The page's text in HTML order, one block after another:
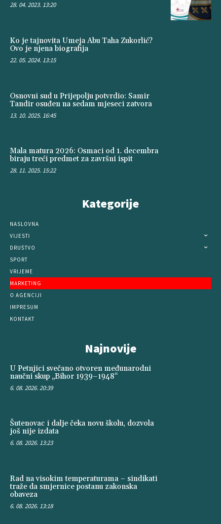
28. 04. 2023. 13:20
Ko je tajnovita Umeja Abu Taha Zukorlić?
Ovo je njena biografija
22. 05. 2024. 13:15
Osnovni sud u Prijepolju potvrdio: Samir
Tandir osuđen na sedam mjeseci zatvora
13. 10. 2025. 16:45
Mala matura 2026: Osmaci od 1. decembra
biraju treći predmet za završni ispit
28. 11. 2025. 15:22
Kategorije
NASLOVNA
VIJESTI
DRUŠTVO
SPORT
VRIJEME
MARKETING
O AGENCIJI
IMPRESUM
KONTAKT
Najnovije
U Petnjici svečano otvoren međunarodni
naučni skup „Bihor 1939–1948“
6. 08. 2026. 20:39
Šutenovac i dalje čeka novu školu, dozvola
još nije izdata
6. 08. 2026. 13:23
Rad na visokim temperaturama – sindikati
traže da smjernice postanu zakonska
obaveza
6. 08. 2026. 13:18